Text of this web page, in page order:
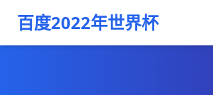
百度2022年世界杯